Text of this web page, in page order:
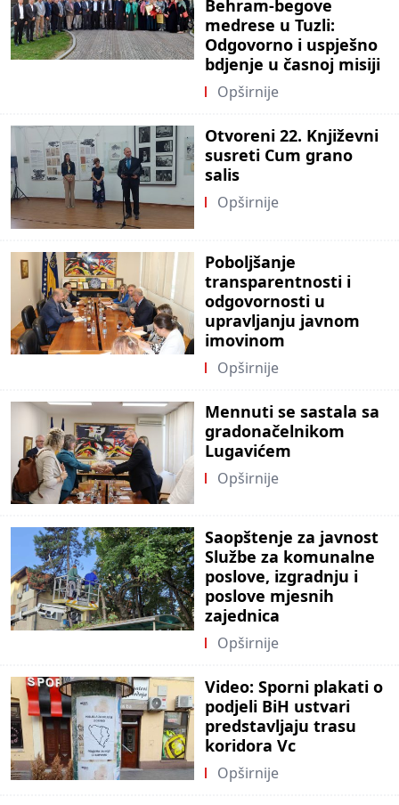
Behram-begove
medrese u Tuzli:
Odgovorno i uspješno
bdjenje u časnoj misiji
Opširnije
Otvoreni 22. Književni
susreti Cum grano
salis
Opširnije
Poboljšanje
transparentnosti i
odgovornosti u
upravljanju javnom
imovinom
Opširnije
Mennuti se sastala sa
gradonačelnikom
Lugavićem
Opširnije
Saopštenje za javnost
Službe za komunalne
poslove, izgradnju i
poslove mjesnih
zajednica
Opširnije
Video: Sporni plakati o
podjeli BiH ustvari
predstavljaju trasu
koridora Vc
Opširnije